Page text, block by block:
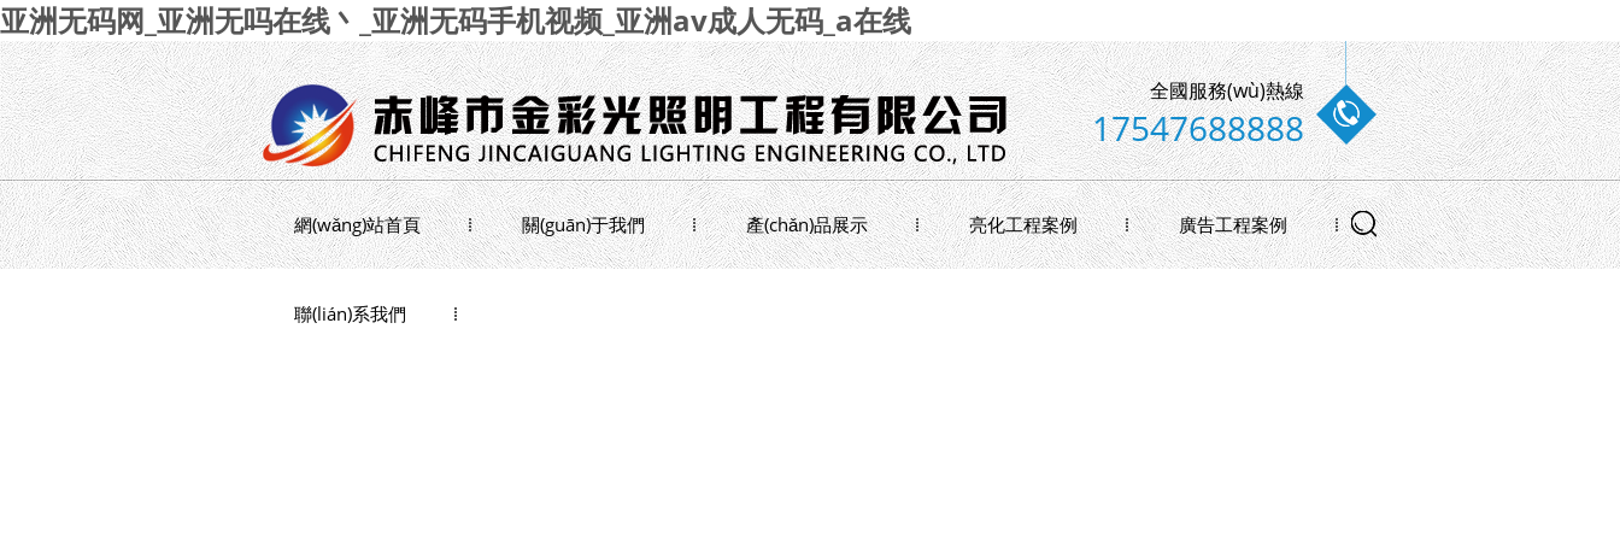
亚洲无码网_亚洲无吗在线丶_亚洲无码手机视频_亚洲av成人无码_a在线
全國服務(wù)熱線
17547688888
網(wǎng)站首頁 關(guān)于我們 產(chǎn)品展示 亮化工程案例 廣告工程案例
聯(lián)系我們